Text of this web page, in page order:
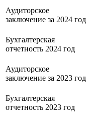
Аудиторское
заключение за 2024 год
Бухгалтерская
отчетность 2024 год
Аудиторское
заключение за 2023 год
Бухгалтерская
отчетность 2023 год